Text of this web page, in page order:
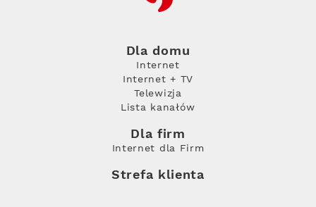
Dla domu
Internet
Internet + TV
Telewizja
Lista kanałów
Dla firm
Internet dla Firm
Strefa klienta